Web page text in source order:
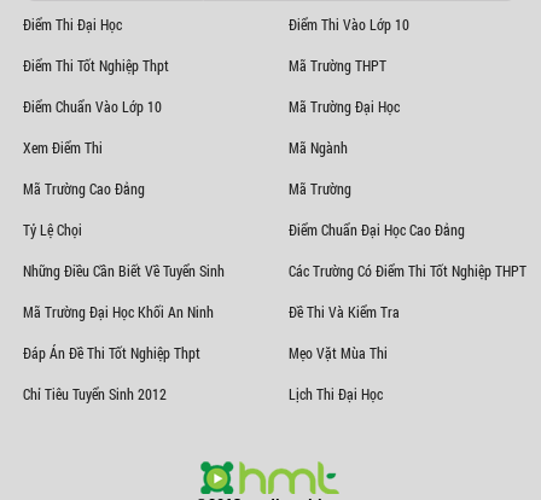
Điểm Thi Đại Học Điểm Thi Vào Lớp 10
Điểm Thi Tốt Nghiệp Thpt Mã Trường THPT
Điểm Chuẩn Vào Lớp 10 Mã Trường Đại Học
Xem Điểm Thi Mã Ngành
Mã Trường Cao Đẳng Mã Trường
Tỷ Lệ Chọi Điểm Chuẩn Đại Học Cao Đẳng
Những Điều Cần Biết Về Tuyển Sinh Các Trường Có Điểm Thi Tốt Nghiệp THPT
Mã Trường Đại Học Khối An Ninh Đề Thi Và Kiểm Tra
Đáp Án Đề Thi Tốt Nghiệp Thpt Mẹo Vặt Mùa Thi
Chỉ Tiêu Tuyển Sinh 2012 Lịch Thi Đại Học